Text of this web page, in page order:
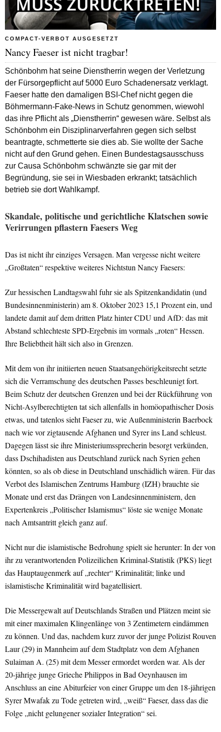
COMPACT-VERBOT AUSGESETZT
Nancy Faeser ist nicht tragbar!
Schönbohm hat seine Dienstherrin wegen der Verletzung
der Fürsorgepflicht auf 5000 Euro Schadenersatz verklagt.
Faeser hatte den damaligen BSI-Chef nicht gegen die
Böhmermann-Fake-News in Schutz genommen, wiewohl
das ihre Pflicht als „Dienstherrin“ gewesen wäre. Selbst als
Schönbohm ein Disziplinarverfahren gegen sich selbst
beantragte, schmetterte sie dies ab. Sie wollte der Sache
nicht auf den Grund gehen. Einen Bundestagsausschuss
zur Causa Schönbohm schwänzte sie gar mit der
Begründung, sie sei in Wiesbaden erkrankt; tatsächlich
betrieb sie dort Wahlkampf.
Skandale, politische und gerichtliche Klatschen sowie
Verirrungen pflastern Faesers Weg
Das ist nicht ihr einziges Versagen. Man vergesse nicht weitere
„Großtaten“ respektive weiteres Nichtstun Nancy Faesers:
Zur hessischen Landtagswahl fuhr sie als Spitzenkandidatin (und
Bundesinnenministerin) am 8. Oktober 2023 15,1 Prozent ein, und
landete damit auf dem dritten Platz hinter CDU und AfD: das mit
Abstand schlechteste SPD-Ergebnis im vormals „roten“ Hessen.
Ihre Beliebtheit hält sich also in Grenzen.
Mit dem von ihr initiierten neuen Staatsangehörigkeitsrecht setzte
sich die Verramschung des deutschen Passes beschleunigt fort.
Beim Schutz der deutschen Grenzen und bei der Rückführung von
Nicht-Asylberechtigten tat sich allenfalls in homöopathischer Dosis
etwas, und tatenlos sieht Faeser zu, wie Außenministerin Baerbock
nach wie vor zigtausende Afghanen und Syrer ins Land schleust.
Dagegen lässt sie ihre Ministeriumssprecherin besorgt verkünden,
dass Dschihadisten aus Deutschland zurück nach Syrien gehen
könnten, so als ob diese in Deutschland unschädlich wären. Für das
Verbot des Islamischen Zentrums Hamburg (IZH) brauchte sie
Monate und erst das Drängen von Landesinnenministern, den
Expertenkreis „Politischer Islamismus“ löste sie wenige Monate
nach Amtsantritt gleich ganz auf.
Nicht nur die islamistische Bedrohung spielt sie herunter: In der von
ihr zu verantwortenden Polizeilichen Kriminal-Statistik (PKS) liegt
das Hauptaugenmerk auf „rechter“ Kriminalität; linke und
islamistische Kriminalität wird bagatellisiert.
Die Messergewalt auf Deutschlands Straßen und Plätzen meint sie
mit einer maximalen Klingenlänge von 3 Zentimetern eindämmen
zu können. Und das, nachdem kurz zuvor der junge Polizist Rouven
Laur (29) in Mannheim auf dem Stadtplatz von dem Afghanen
Sulaiman A. (25) mit dem Messer ermordet worden war. Als der
20-jährige junge Grieche Philippos in Bad Oeynhausen im
Anschluss an eine Abiturfeier von einer Gruppe um den 18-jährigen
Syrer Mwafak zu Tode getreten wird, „weiß“ Faeser, dass das die
Folge „nicht gelungener sozialer Integration“ sei.